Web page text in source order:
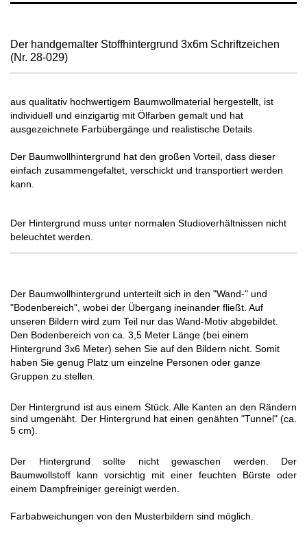
Der handgemalter Stoffhintergrund 3x6m Schriftzeichen
(Nr. 28-029)
aus qualitativ hochwertigem Baumwollmaterial hergestellt, ist
individuell und einzigartig mit Ölfarben gemalt und hat
ausgezeichnete Farbübergänge und realistische Details.
Der Baumwollhintergrund hat den großen Vorteil, dass dieser
einfach zusammengefaltet, verschickt und transportiert werden
kann.
Der Hintergrund muss unter normalen Studioverhältnissen nicht
beleuchtet werden.
Der Baumwollhintergrund unterteilt sich in den "Wand-" und
"Bodenbereich", wobei der Übergang ineinander fließt. Auf
unseren Bildern wird zum Teil nur das Wand-Motiv abgebildet.
Den Bodenbereich von ca. 3,5 Meter Länge (bei einem
Hintergrund 3x6 Meter) sehen Sie auf den Bildern nicht. Somit
haben Sie genug Platz um einzelne Personen oder ganze
Gruppen zu stellen.
Der Hintergrund ist aus einem Stück. Alle Kanten an den Rändern
sind umgenäht. Der Hintergrund hat einen genähten "Tunnel" (ca.
5 cm).
Der Hintergrund sollte nicht gewaschen werden. Der
Baumwollstoff kann vorsichtig mit einer feuchten Bürste oder
einem Dampfreiniger gereinigt werden.
Farbabweichungen von den Musterbildern sind möglich.